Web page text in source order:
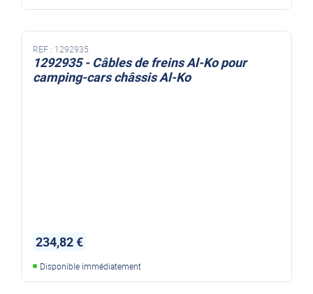
REF : 1292935
1292935 - Câbles de freins Al-Ko pour
camping-cars châssis Al-Ko
234,82 €
Disponible immédiatement